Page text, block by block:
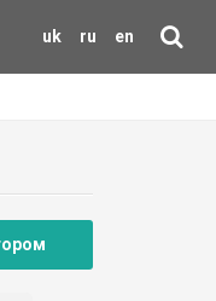
uk ru en